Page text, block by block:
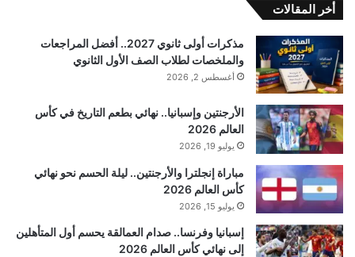
أخر المقالات
مذكرات أولى ثانوي 2027.. أفضل المراجعات
والملخصات لطلاب الصف الأول الثانوي
أغسطس 2, 2026
الأرجنتين وإسبانيا.. نهائي بطعم التاريخ في كأس
العالم 2026
يوليو 19, 2026
مباراة إنجلترا والأرجنتين.. ليلة الحسم نحو نهائي
كأس العالم 2026
يوليو 15, 2026
إسبانيا وفرنسا.. صدام العمالقة يحسم أول المتأهلين
إلى نهائي كأس العالم 2026